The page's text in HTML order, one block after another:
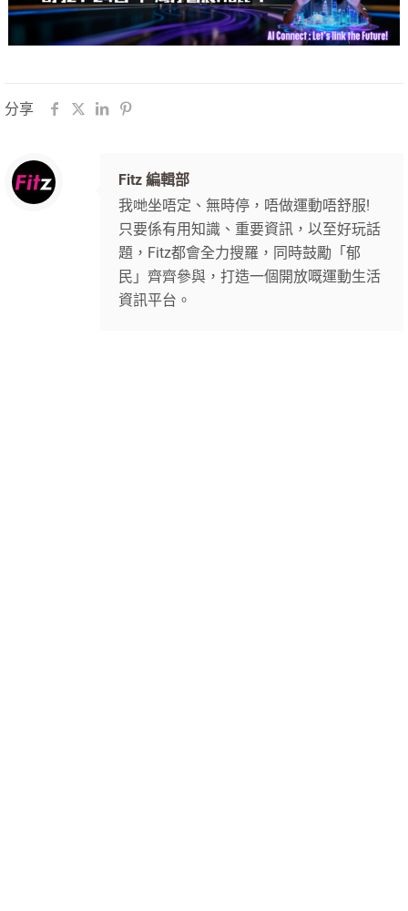
分享
Fitz 編輯部
我哋坐唔定、無時停，唔做運動唔舒服!
只要係有用知識、重要資訊，以至好玩話
題，Fitz都會全力搜羅，同時鼓勵「郁
民」齊齊參與，打造一個開放嘅運動生活
資訊平台。